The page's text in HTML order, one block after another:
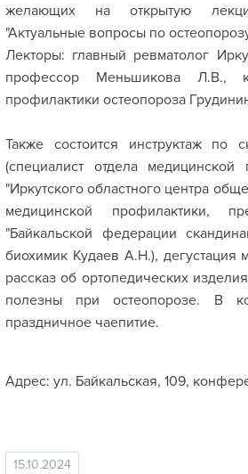
желающих на открытую
"Актуальные вопросы по
Лекторы: главный ревматолог
профессор Меньшикова Л.В.,
профилактики остеопороза
Также состоится инструктаж по
(специалист отдела
"Иркутского областного центра
медицинской профилактики,
"Байкальской федерации
биохимик Кудаев А.Н.), дегустация
рассказ об ортопедических
полезны при остеопорозе. В
праздничное чаепитие.
Адрес: ул. Байкальская, 109,
15.10.2024